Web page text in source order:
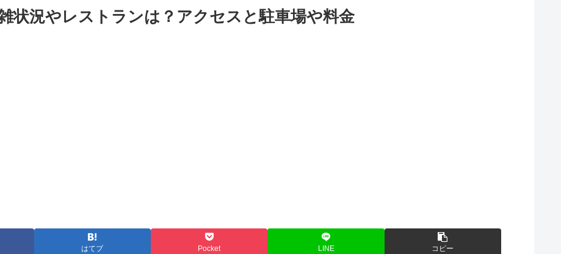
状況やレストランは？アクセスと駐車場や料金
はてブ Pocket LINE コピー